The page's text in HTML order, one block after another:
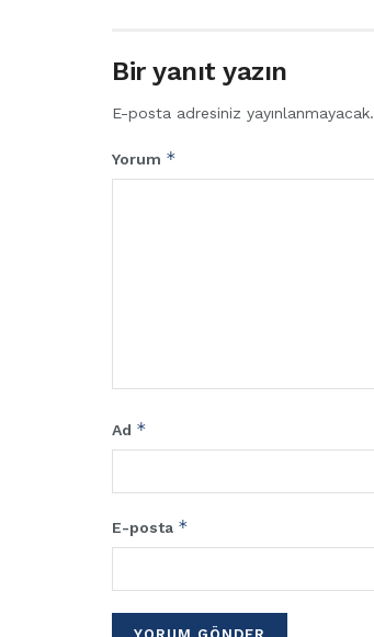
Bir yanıt yazın
E-posta adresiniz yayınlanmayacak.
Yorum *
Ad *
E-posta *